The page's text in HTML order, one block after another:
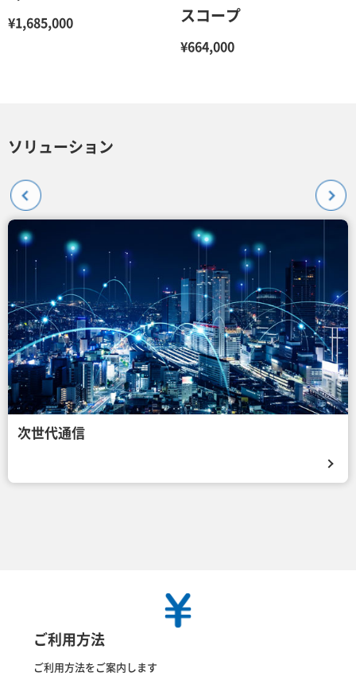
¥1,685,000
スコープ
¥664,000
ソリューション
次世代通信
ご利用方法
ご利用方法をご案内します